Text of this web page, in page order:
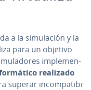
a la si­mu­la­ción y la
para un objetivo
im­ple­me­n­
realizado
superar in­co­m­pa­ti­bi­